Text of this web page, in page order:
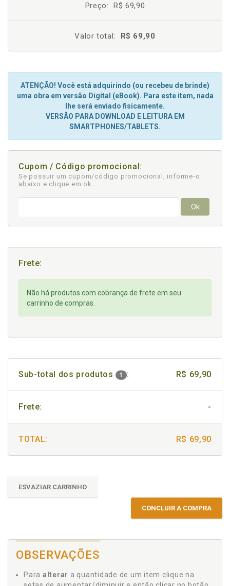
Preço: R$ 69,90
Valor total: R$ 69,90
ATENÇÃO! Você está adquirindo (ou recebeu de brinde)
uma obra em versão Digital (eBook). Para este item, nada
lhe será enviado fisicamente.
VERSÃO PARA DOWNLOAD E LEITURA EM
SMARTPHONES/TABLETS.
Cupom / Código promocional:
Se possuir um cupom/código promocional, informe-o
abaixo e clique em ok
Ok
Frete:
Não há produtos com cobrança de frete em seu
carrinho de compras.
Sub-total dos produtos 1 : R$ 69,90
Frete: -
TOTAL: R$ 69,90
ESVAZIAR CARRINHO
CONCLUIR A COMPRA
OBSERVAÇÕES
Para alterar a quantidade de um item clique na